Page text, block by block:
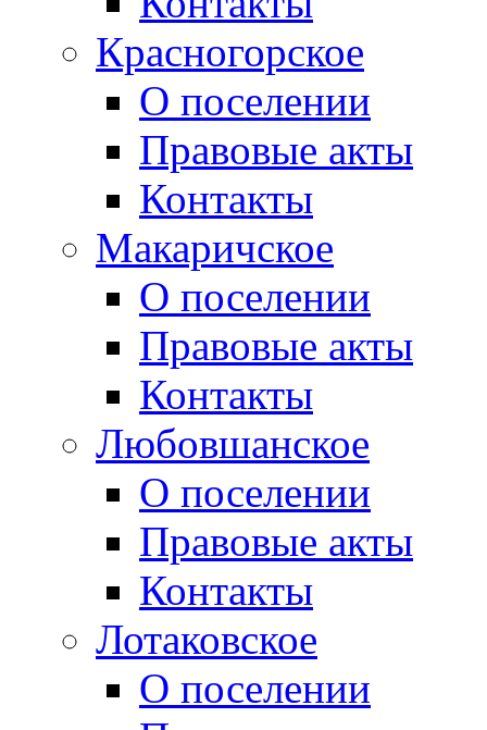
Красногорское
О поселении
Правовые акты
Контакты
Макаричское
О поселении
Правовые акты
Контакты
Любовшанское
О поселении
Правовые акты
Контакты
Лотаковское
О поселении